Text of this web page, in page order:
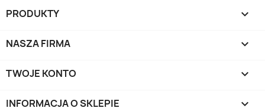
PRODUKTY 
NASZA FIRMA 
TWOJE KONTO 
INFORMACJA O SKLEPIE keyboard_arrow_down